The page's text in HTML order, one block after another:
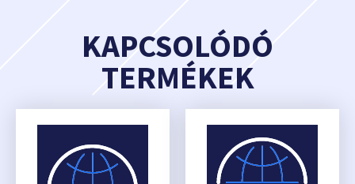
KAPCSOLÓDÓ
TERMÉKEK